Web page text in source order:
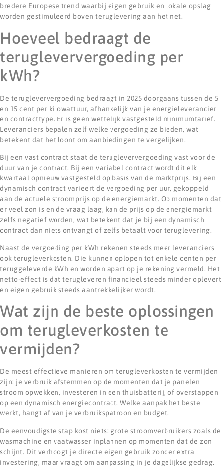
bredere Europese trend waarbij eigen gebruik en lokale opslag
worden gestimuleerd boven teruglevering aan het net.
Hoeveel bedraagt de
terugleververgoeding per
kWh?
De terugleververgoeding bedraagt in 2025 doorgaans tussen de 5
en 15 cent per kilowattuur, afhankelijk van je energieleverancier
en contracttype. Er is geen wettelijk vastgesteld minimumtarief.
Leveranciers bepalen zelf welke vergoeding ze bieden, wat
betekent dat het loont om aanbiedingen te vergelijken.
Bij een vast contract staat de terugleververgoeding vast voor de
duur van je contract. Bij een variabel contract wordt dit elk
kwartaal opnieuw vastgesteld op basis van de marktprijs. Bij een
dynamisch contract varieert de vergoeding per uur, gekoppeld
aan de actuele stroomprijs op de energiemarkt. Op momenten dat
er veel zon is en de vraag laag, kan de prijs op de energiemarkt
zelfs negatief worden, wat betekent dat je bij een dynamisch
contract dan niets ontvangt of zelfs betaalt voor teruglevering.
Naast de vergoeding per kWh rekenen steeds meer leveranciers
ook terugleverkosten. Die kunnen oplopen tot enkele centen per
teruggeleverde kWh en worden apart op je rekening vermeld. Het
netto-effect is dat terugleveren financieel steeds minder oplevert
en eigen gebruik steeds aantrekkelijker wordt.
Wat zijn de beste oplossingen
om terugleverkosten te
vermijden?
De meest effectieve manieren om terugleverkosten te vermijden
zijn: je verbruik afstemmen op de momenten dat je panelen
stroom opwekken, investeren in een thuisbatterij, of overstappen
op een dynamisch energiecontract. Welke aanpak het beste
werkt, hangt af van je verbruikspatroon en budget.
De eenvoudigste stap kost niets: grote stroomverbruikers zoals de
wasmachine en vaatwasser inplannen op momenten dat de zon
schijnt. Dit verhoogt je directe eigen gebruik zonder extra
investering, maar vraagt om aanpassing in je dagelijkse gedrag.